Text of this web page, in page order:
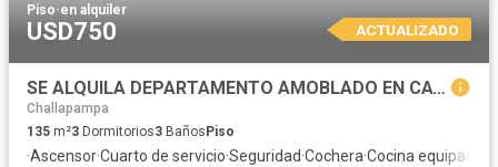
Piso·en alquiler
USD750 ACTUALIZADO
SE ALQUILA DEPARTAMENTO AMOBLADO EN CAYMA A524
Challapampa
135 m²3 Dormitorios3 Baños Piso
·Ascensor·Cuarto de servicio·Seguridad·Cochera·Cocina equipada